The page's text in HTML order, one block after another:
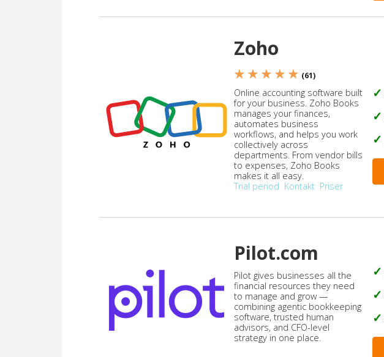
Zoho
★ ★ ★ ★ ★ (61)
Online accounting software built
for your business. Zoho Books
manages your finances,
automates business
workflows, and helps you work
collectively across
departments. From vendor bills
to expenses, Zoho Books
makes it all easy.
Trial period Kontakt Priser
Pilot.com
Pilot gives businesses all the
financial resources they need
to manage and grow —
combining agentic bookkeeping
software, trusted human
advisors, and CFO-level
strategy in one place.